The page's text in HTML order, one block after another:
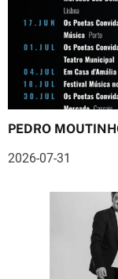
s
PEDRO
2026-07-31